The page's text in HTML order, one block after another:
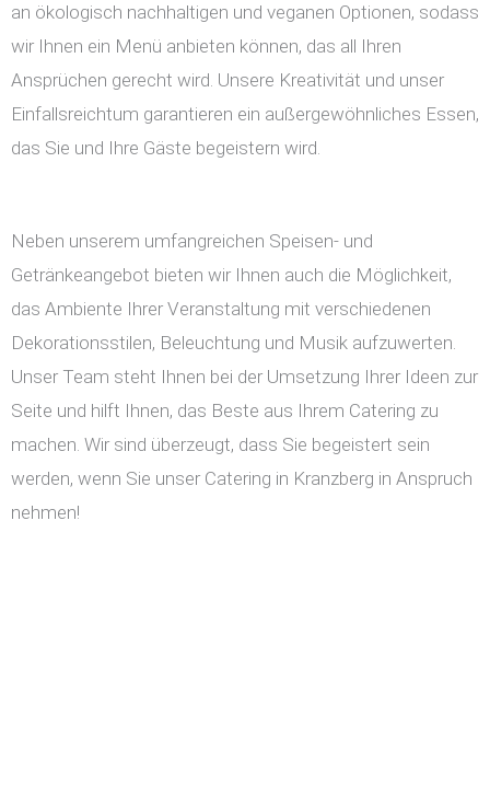
an ökologisch nachhaltigen und veganen Optionen, sodass
wir Ihnen ein Menü anbieten können, das all Ihren
Ansprüchen gerecht wird. Unsere Kreativität und unser
Einfallsreichtum garantieren ein außergewöhnliches Essen,
das Sie und Ihre Gäste begeistern wird.
Neben unserem umfangreichen Speisen- und
Getränkeangebot bieten wir Ihnen auch die Möglichkeit,
das Ambiente Ihrer Veranstaltung mit verschiedenen
Dekorationsstilen, Beleuchtung und Musik aufzuwerten.
Unser Team steht Ihnen bei der Umsetzung Ihrer Ideen zur
Seite und hilft Ihnen, das Beste aus Ihrem Catering zu
machen. Wir sind überzeugt, dass Sie begeistert sein
werden, wenn Sie unser Catering in Kranzberg in Anspruch
nehmen!